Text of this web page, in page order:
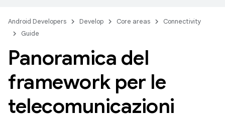
Android Developers Develop Core areas
Connectivity
Guide
Panoramica del
framework per le
telecomunicazioni